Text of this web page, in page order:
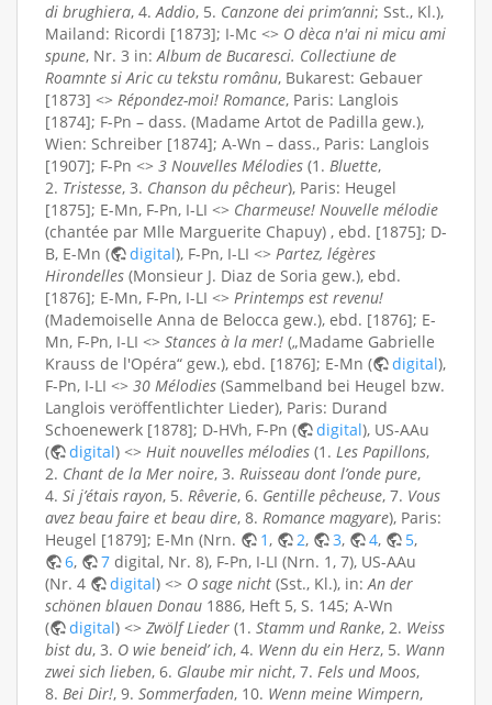
di brughiera, 4.Addio, 5. Canzone dei prim’anni; Sst., Kl.),
Mailand: Ricordi [1873]; I-Mc <> O dèca n'ai ni micu ami
spune, Nr. 3 in:Album de Bucaresci. Collectiune de
Roamnte si Aric cu tekstu românu, Bukarest: Gebauer
[1873] <> Répondez-moi! Romance, Paris: Langlois
[1874]; F-Pn – dass. (Madame Artot de Padilla gew.),
Wien: Schreiber [1874]; A-Wn – dass., Paris: Langlois
[1907]; F-Pn <> 3 Nouvelles Mélodies (1. Bluette,
2. Tristesse, 3. Chanson du pêcheur), Paris: Heugel
[1875]; E-Mn, F-Pn, I-LI <> Charmeuse! Nouvelle mélodie
(chantée par Mlle Marguerite Chapuy) , ebd. [1875]; D-
B, E-Mn (
digital), F-Pn, I-LI <> Partez, légères
Hirondelles (Monsieur J. Diaz de Soria gew.), ebd.
[1876]; E-Mn, F-Pn, I-LI <> Printemps est revenu!
(Mademoiselle Anna de Belocca gew.), ebd. [1876]; E-
Mn, F-Pn, I-LI <> Stances à la mer! („Madame Gabrielle
Krauss de l'Opéra“ gew.), ebd. [1876]; E-Mn (
digital),
F-Pn, I-LI <> 30 Mélodies (Sammelband bei Heugel bzw.
Langlois veröffentlichter Lieder), Paris: Durand
Schoenewerk [1878]; D-HVh, F-Pn (
digital), US-AAu
(
digital) <> Huit nouvelles mélodies (1. Les Papillons,
2. Chant de la Mer noire, 3. Ruisseau dont l’onde pure,
4. Si j’étais rayon, 5. Rêverie, 6. Gentille pêcheuse, 7. Vous
avez beau faire et beau dire, 8. Romance magyare), Paris:
Heugel [1879]; E-Mn (Nrn.
1, 2, 3, 4, 5,
6, 7 digital, Nr. 8), F-Pn, I-LI (Nrn. 1, 7), US-AAu
(Nr. 4
digital) <> O sage nicht (Sst., Kl.), in:An der
schönen blauen Donau 1886, Heft 5, S. 145; A-Wn
(
digital) <> Zwölf Lieder (1. Stamm und Ranke, 2. Weiss
bist du, 3. O wie beneid’ ich, 4. Wenn du ein Herz, 5. Wann
zwei sich lieben, 6. Glaube mir nicht, 7. Fels und Moos,
8. Bei Dir!, 9. Sommerfaden, 10. Wenn meine Wimpern,